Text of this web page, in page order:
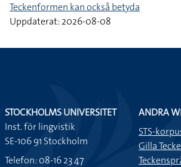
Teckenformen kan också betyda
Uppdaterat: 2026-08-08
STOCKHOLMS UNIVERSITET
Inst. för lingvistik
SE-106 91 Stockholm
Telefon: 08-16 23 47
ANDRA
STS-
Gilla